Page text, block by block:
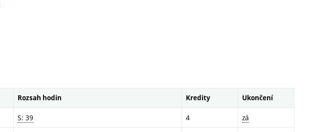
Rozsah hodin Kredity Ukončení
S: 39 4 zá